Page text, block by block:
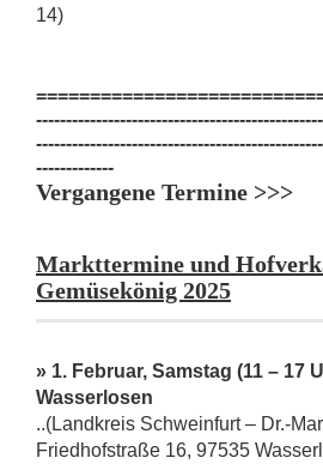
14)
-------------
Vergangene Termine >>>
Markttermine und
Gemüsekönig 2025
» 1. Februar, Samstag (11 – 17
Wasserlosen
..(Landkreis Schweinfurt – Dr.-
Friedhofstraße 16, 97535